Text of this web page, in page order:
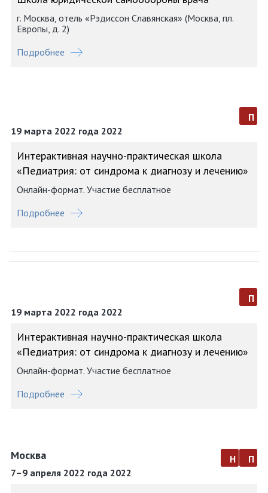
г. Москва, отель «Рэдиссон Славянская» (Москва, пл.
Европы, д. 2)
Подробнее
19 марта 2022 года 2022
п
Интерактивная научно-практическая школа
«Педиатрия: от синдрома к диагнозу и лечению»
Онлайн-формат. Участие бесплатное
Подробнее
19 марта 2022 года 2022
п
Интерактивная научно-практическая школа
«Педиатрия: от синдрома к диагнозу и лечению»
Онлайн-формат. Участие бесплатное
Подробнее
Москва
7–9 апреля 2022 года 2022
н п